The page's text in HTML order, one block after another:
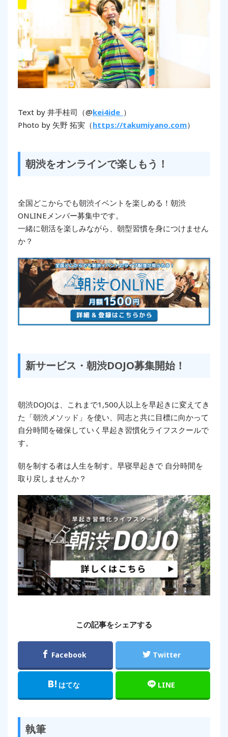
Text by 井手桂司（@kei4ide_ ）
Photo by 矢野 拓実（https://takumiyano.com）
朝渋をオンラインで楽しもう！
全国どこからでも朝渋イベントを楽しめる！朝渋
ONLINEメンバー募集中です。
一緒に朝活を楽しみながら、朝型習慣を身につけません
か？
新サービス・朝渋DOJO募集開始！
朝渋DOJOは、これまで1,500人以上を早起きに変えてき
た「朝渋メソッド」を使い、同志と共に目標に向かって
自分時間を確保していく早起き習慣化ライフスクールで
す。
朝を制する者は人生を制す。早寝早起きで 自分時間を
取り戻しませんか？
この記事をシェアする
Facebook Twitter
はてな LINE
執筆